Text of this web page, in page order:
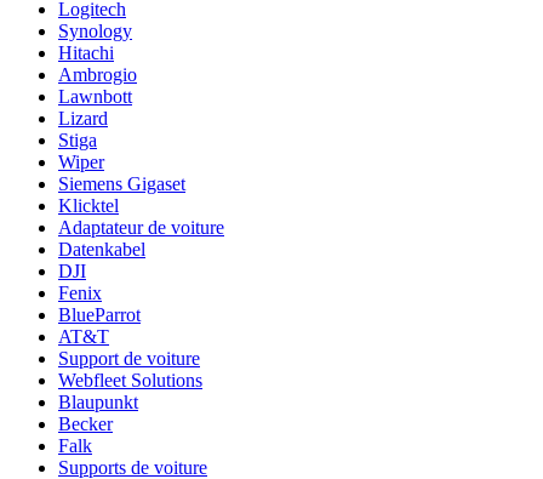
Logitech
Synology
Hitachi
Ambrogio
Lawnbott
Lizard
Stiga
Wiper
Siemens Gigaset
Klicktel
Adaptateur de voiture
Datenkabel
DJI
Fenix
BlueParrot
AT&T
Support de voiture
Webfleet Solutions
Blaupunkt
Becker
Falk
Supports de voiture